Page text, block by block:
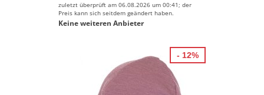
zuletzt überprüft am 06.08.2026 um 00:41; der
Preis kann sich seitdem geändert haben.
Keine weiteren Anbieter
- 12%